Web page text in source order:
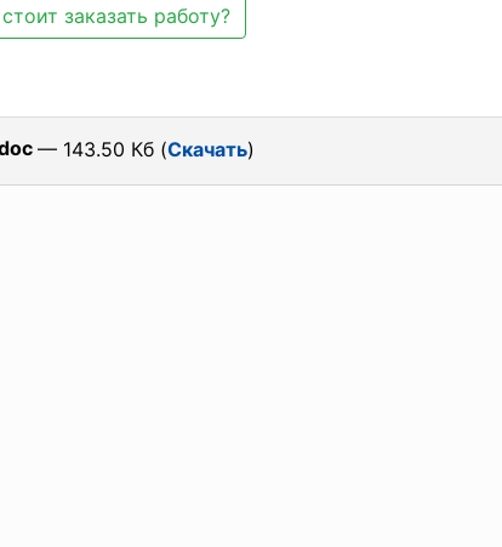
заказать работу?
— 143.50 Кб (Скачать)